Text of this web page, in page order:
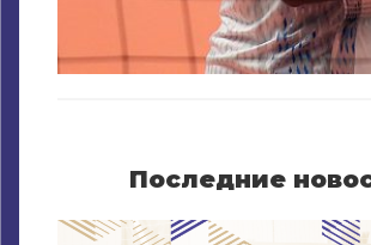
Последние